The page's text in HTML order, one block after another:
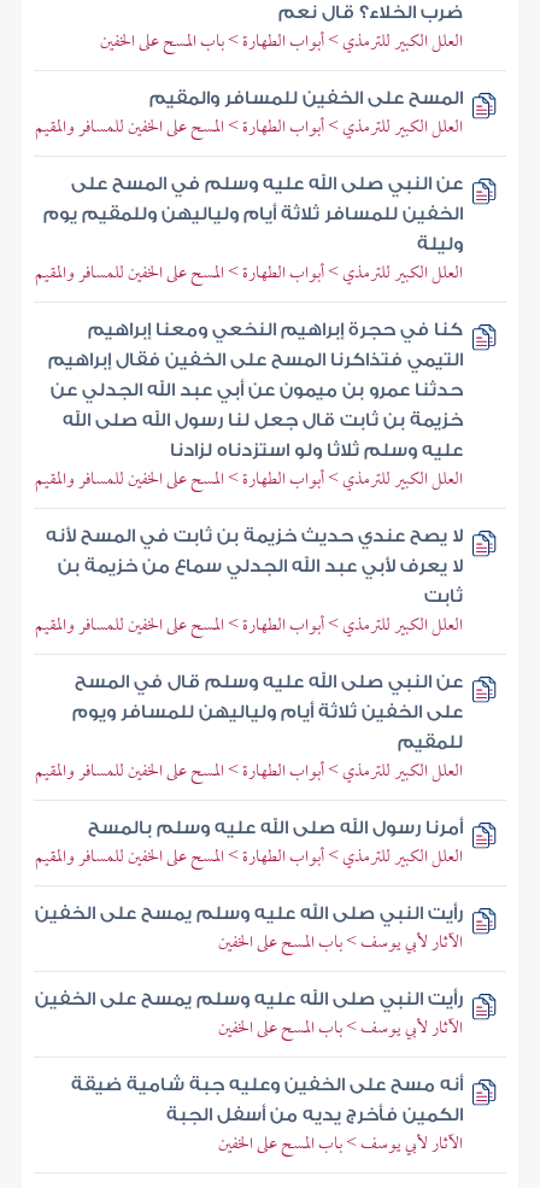
ضرب الخلاء؟ قال نعم
العلل الكبير للترمذي > أبواب الطهارة > باب المسح على الخفين
المسح على الخفين للمسافر والمقيم
العلل الكبير للترمذي > أبواب الطهارة > المسح على الخفين للمسافر والمقيم
عن النبي صلى الله عليه وسلم في المسح على
الخفين للمسافر ثلاثة أيام ولياليهن وللمقيم يوم
وليلة
العلل الكبير للترمذي > أبواب الطهارة > المسح على الخفين للمسافر والمقيم
كنا في حجرة إبراهيم النخعي ومعنا إبراهيم
التيمي فتذاكرنا المسح على الخفين فقال إبراهيم
حدثنا عمرو بن ميمون عن أبي عبد الله الجدلي عن
خزيمة بن ثابت قال جعل لنا رسول الله صلى الله
عليه وسلم ثلاثا ولو استزدناه لزادنا
العلل الكبير للترمذي > أبواب الطهارة > المسح على الخفين للمسافر والمقيم
لا يصح عندي حديث خزيمة بن ثابت في المسح لأنه
لا يعرف لأبي عبد الله الجدلي سماع من خزيمة بن
ثابت
العلل الكبير للترمذي > أبواب الطهارة > المسح على الخفين للمسافر والمقيم
عن النبي صلى الله عليه وسلم قال في المسح
على الخفين ثلاثة أيام ولياليهن للمسافر ويوم
للمقيم
العلل الكبير للترمذي > أبواب الطهارة > المسح على الخفين للمسافر والمقيم
أمرنا رسول الله صلى الله عليه وسلم بالمسح
العلل الكبير للترمذي > أبواب الطهارة > المسح على الخفين للمسافر والمقيم
رأيت النبي صلى الله عليه وسلم يمسح على الخفين
الآثار لأبي يوسف > باب المسح على الخفين
رأيت النبي صلى الله عليه وسلم يمسح على الخفين
الآثار لأبي يوسف > باب المسح على الخفين
أنه مسح على الخفين وعليه جبة شامية ضيقة
الكمين فأخرج يديه من أسفل الجبة
الآثار لأبي يوسف > باب المسح على الخفين